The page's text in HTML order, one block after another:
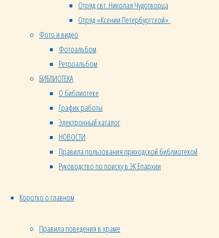
Отряд свт. Николая Чудотворца
Отряд «Ксении Петербургской»
Фото и видео
Фотоальбом
Ретроальбом
БИБЛИОТЕКА
О библиотеке
График работы
Электронный каталог
НОВОСТИ
Правила пользования приходской библиотекой
Руководство по поиску в ЭК Епархии
Коротко о главном
Правила поведения в храме